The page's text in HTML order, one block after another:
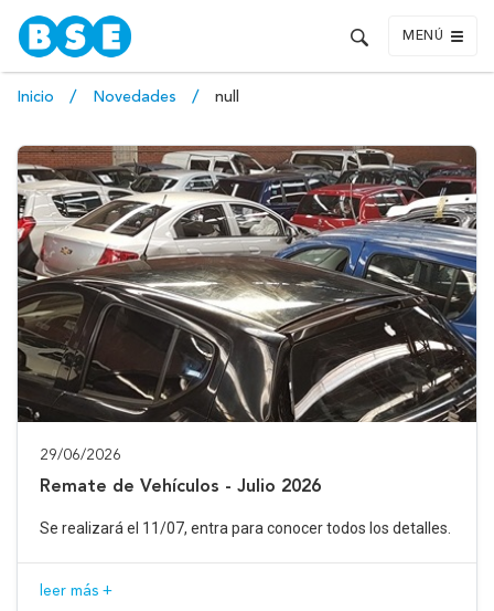
MENÚ
Inicio Novedades null
29/06/2026
Remate de Vehículos - Julio 2026
Se realizará el 11/07, entra para conocer todos los detalles.
leer más +